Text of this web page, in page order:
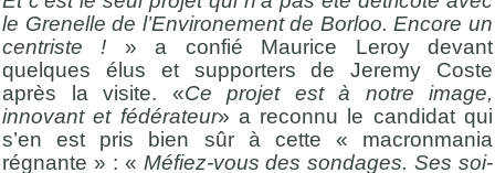
le Grenelle de l’Environement de Borloo. Encore un
centriste ! » a confié Maurice Leroy devant
quelques élus et supporters de Jeremy Coste
après la visite. «Ce projet est à notre image,
innovant et fédérateur» a reconnu le candidat qui
s’en est pris bien sûr à cette « macronmania
régnante » : « Méfiez-vous des sondages. Ses soi-